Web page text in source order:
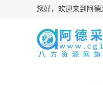
您好，欢迎来到阿德